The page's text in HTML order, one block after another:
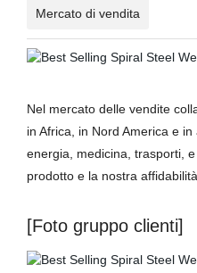
Mercato di vendita
Nel mercato delle vendite
in Africa, in Nord America e
energia, medicina, trasporti,
prodotto e la nostra
[Foto gruppo clienti]